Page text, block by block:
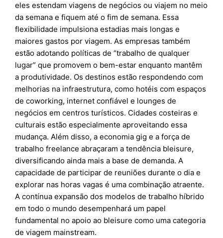
eles estendam viagens de negócios ou viajem no meio
da semana e fiquem até o fim de semana. Essa
flexibilidade impulsiona estadias mais longas e
maiores gastos por viagem. As empresas também
estão adotando políticas de “trabalho de qualquer
lugar” que promovem o bem-estar enquanto mantêm
a produtividade. Os destinos estão respondendo com
melhorias na infraestrutura, como hotéis com espaços
de coworking, internet confiável e lounges de
negócios em centros turísticos. Cidades costeiras e
culturais estão especialmente aproveitando essa
mudança. Além disso, a economia gig e a força de
trabalho freelance abraçaram a tendência bleisure,
diversificando ainda mais a base de demanda. A
capacidade de participar de reuniões durante o dia e
explorar nas horas vagas é uma combinação atraente.
A contínua expansão dos modelos de trabalho híbrido
em todo o mundo desempenhará um papel
fundamental no apoio ao bleisure como uma categoria
de viagem mainstream.